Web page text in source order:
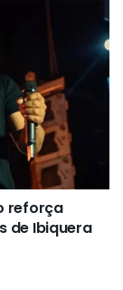
reforça
de Ibiquera